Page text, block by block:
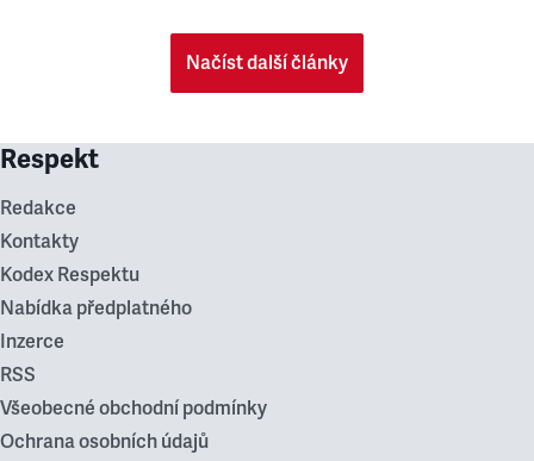
Načíst další články
Respekt
Redakce
Kontakty
Kodex Respektu
Nabídka předplatného
Inzerce
RSS
Všeobecné obchodní podmínky
Ochrana osobních údajů